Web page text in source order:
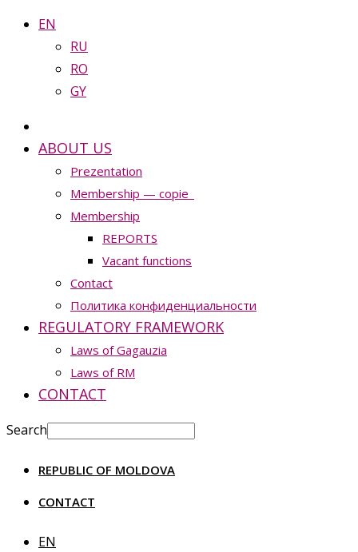
EN
RU
RO
GY
ABOUT US
Prezentation
Membership — copie_
Membership
REPORTS
Vacant functions
Contact
Политика конфиденциальности
REGULATORY FRAMEWORK
Laws of Gagauzia
Laws of RM
CONTACT
Search
REPUBLIC OF MOLDOVA
CONTACT
EN